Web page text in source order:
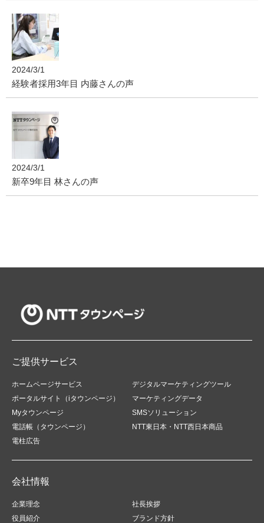
2024/3/1
経験者採用3年目 内藤さんの声
2024/3/1
新卒9年目 林さんの声
ご提供サービス
ホームページサービス
デジタルマーケティングツール
ポータルサイト（iタウンページ）
マーケティングデータ
Myタウンページ
SMSソリューション
電話帳（タウンページ）
NTT東日本・NTT西日本商品
電柱広告
会社情報
企業理念
社長挨拶
役員紹介
ブランド方針